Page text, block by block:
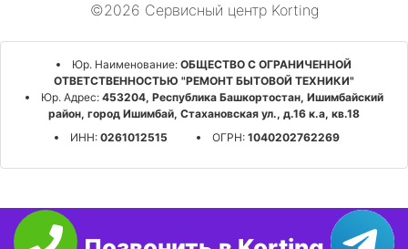
©2026 Сервисный центр Korting
Юр. Наименование: ОБЩЕСТВО С ОГРАНИЧЕННОЙ
ОТВЕТСТВЕННОСТЬЮ "РЕМОНТ БЫТОВОЙ ТЕХНИКИ"
Юр. Адрес:453204, Республика Башкортостан, Ишимбайский
район, город Ишимбай, Стахановская ул., д.16 к.а, кв.18
ИНН:0261012515 ОГРН:1040202762269